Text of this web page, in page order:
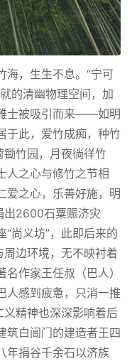
海，生生不息。“宁可
的清幽物理空间，加
士被吸引而来——如明
于此，爱竹成痴，种竹
锄竹园，月夜徜徉竹
人之心与修竹之节相
爱之心，乐善好施，明
出2600石粟赈济灾
“尚义坊”，此即后来的
周边环境，无不映衬着
作家王任叔（巴人）
人感到疲惫，只消一推
义精神也深深影响着后
筑白阊门的建造者王四
年捐谷千余石以济族